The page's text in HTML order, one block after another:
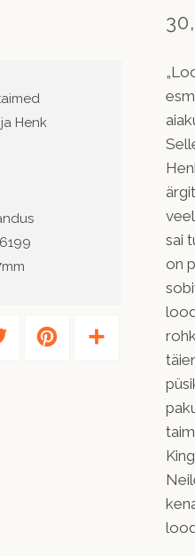
sai
on
Henk